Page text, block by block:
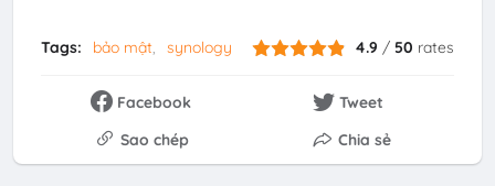
Tags: bảo mật synology 4.9 /50 rates
Facebook
Tweet
Sao chép
Chia sẻ